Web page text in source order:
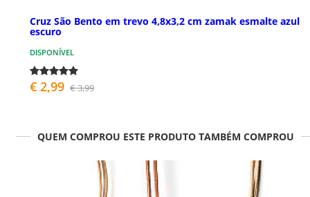
Cruz São Bento em trevo 4,8x3,2 cm zamak esmalte azul
escuro
DISPONÍVEL
€ 2,99 € 3,99
QUEM COMPROU ESTE PRODUTO TAMBÉM COMPROU